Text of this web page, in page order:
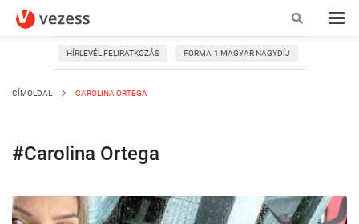
HÍRLEVÉL FELIRATKOZÁS FORMA-1 MAGYAR NAGYDÍJ
CÍMOLDAL CAROLINA ORTEGA
#Carolina Ortega